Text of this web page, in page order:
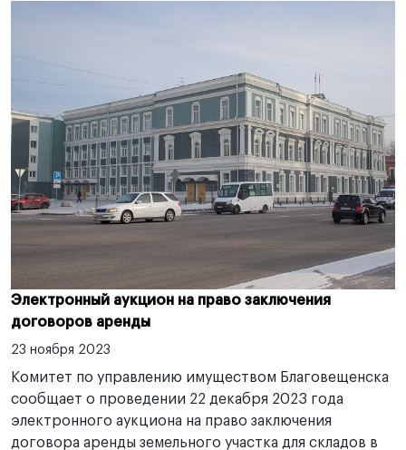
Электронный аукцион на право заключения
договоров аренды
23 ноября 2023
Комитет по управлению имуществом Благовещенска
сообщает о проведении 22 декабря 2023 года
электронного аукциона на право заключения
договора аренды земельного участка для складов в